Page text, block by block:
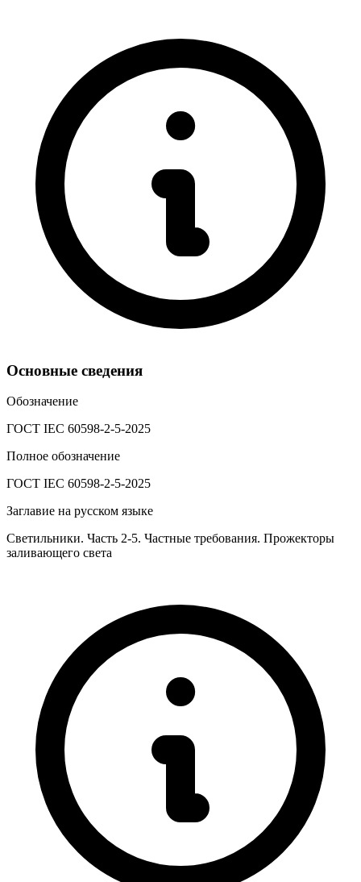
Основные сведения
Обозначение
ГОСТ IEC 60598-2-5-2025
Полное обозначение
ГОСТ IEC 60598-2-5-2025
Заглавие на русском языке
Светильники. Часть 2-5. Частные требования. Прожекторы
заливающего света